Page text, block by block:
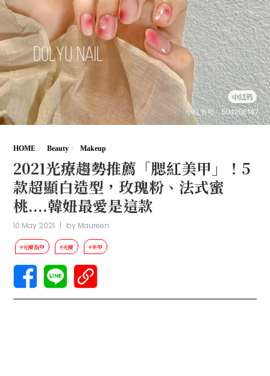
HOME Beauty Makeup
2021光療趨勢推薦「腮紅美甲」！5
款超顯白造型，玫瑰粉、法式蜜
桃....韓妞最愛是這款
10 May 2021 | by Maureen
#光療指甲 #光療 #美甲